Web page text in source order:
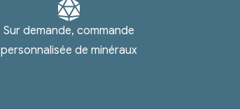
Sur demande, commande
personnalisée de minéraux